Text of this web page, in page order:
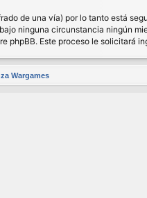
de una vía) por lo tanto está
ninguna circunstancia ningún
phpBB. Este proceso le solicitará
Wargames